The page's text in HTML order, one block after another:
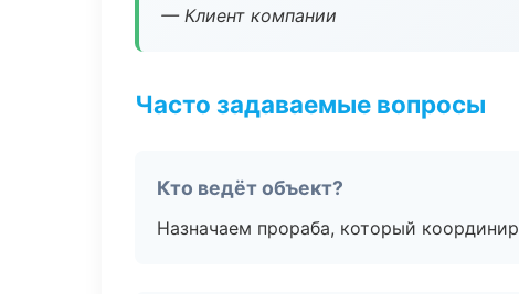
— Клиент компании
Часто задаваемые вопросы
Кто ведёт объект?
Назначаем прораба, который